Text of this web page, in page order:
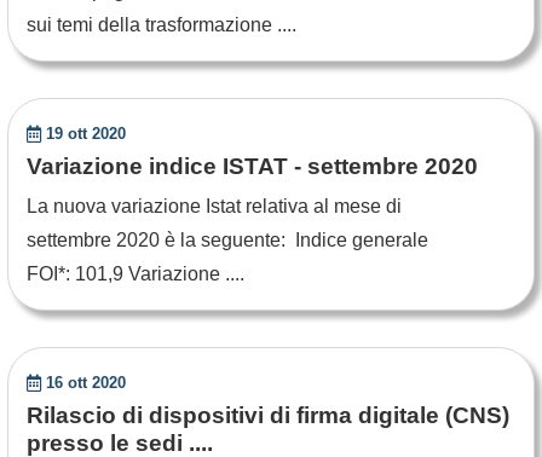
sui temi della trasformazione ....
19 ott 2020
Variazione indice ISTAT - settembre 2020
La nuova variazione Istat relativa al mese di
settembre 2020 è la seguente: Indice generale
FOI*: 101,9 Variazione ....
16 ott 2020
Rilascio di dispositivi di firma digitale (CNS)
presso le sedi ....